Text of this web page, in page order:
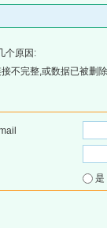
个原因:
不完整,或数据已被删